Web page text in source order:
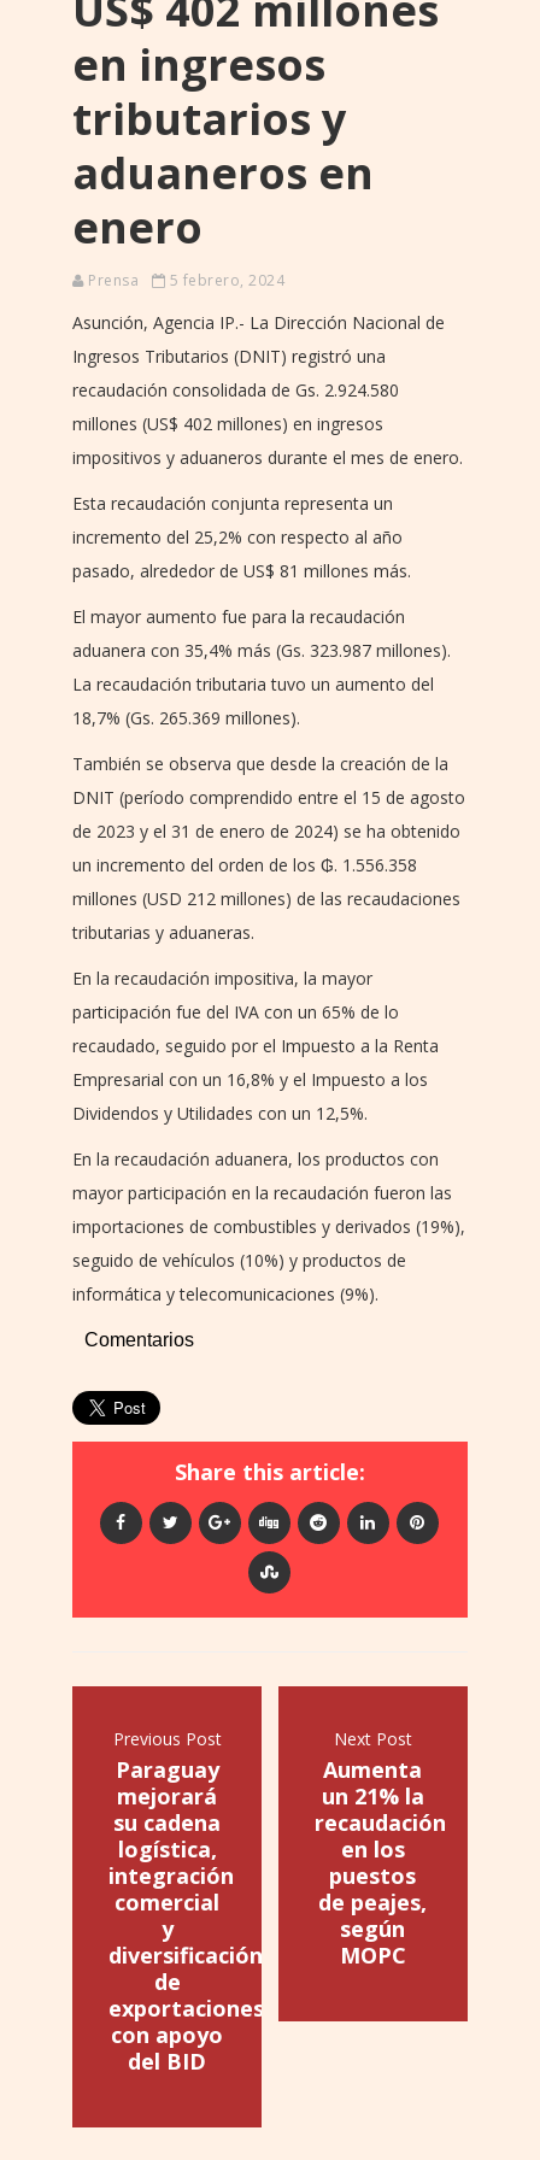
en ingresos
tributarios y
aduaneros en
enero
Prensa 5 febrero, 2024
Asunción, Agencia IP.- La Dirección Nacional de
Ingresos Tributarios (DNIT) registró una
recaudación consolidada de Gs. 2.924.580
millones (US$ 402 millones) en ingresos
impositivos y aduaneros durante el mes de enero.
Esta recaudación conjunta representa un
incremento del 25,2% con respecto al año
pasado, alrededor de US$ 81 millones más.
El mayor aumento fue para la recaudación
aduanera con 35,4% más (Gs. 323.987 millones).
La recaudación tributaria tuvo un aumento del
18,7% (Gs. 265.369 millones).
También se observa que desde la creación de la
DNIT (período comprendido entre el 15 de agosto
de 2023 y el 31 de enero de 2024) se ha obtenido
un incremento del orden de los ₲. 1.556.358
millones (USD 212 millones) de las recaudaciones
tributarias y aduaneras.
En la recaudación impositiva, la mayor
participación fue del IVA con un 65% de lo
recaudado, seguido por el Impuesto a la Renta
Empresarial con un 16,8% y el Impuesto a los
Dividendos y Utilidades con un 12,5%.
En la recaudación aduanera, los productos con
mayor participación en la recaudación fueron las
importaciones de combustibles y derivados (19%),
seguido de vehículos (10%) y productos de
informática y telecomunicaciones (9%).
Comentarios
Share this article:
Previous Post
Paraguay
mejorará
su cadena
logística,
integración
comercial
y
diversificación
de
exportaciones
con apoyo
del BID
Next Post
Aumenta
un 21% la
recaudación
en los
puestos
de peajes,
según
MOPC